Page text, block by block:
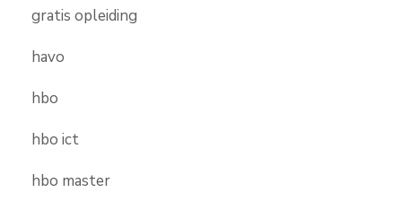
gratis opleiding
havo
hbo
hbo ict
hbo master